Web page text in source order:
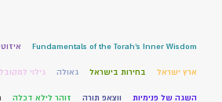
Fundamentals of the Torah’s Inner Wisdom
ארץ ישראל בחירות בישראל גאולה גילוי
השגה של פנימיות ווצאפ תורה זוהר לילא דכלה